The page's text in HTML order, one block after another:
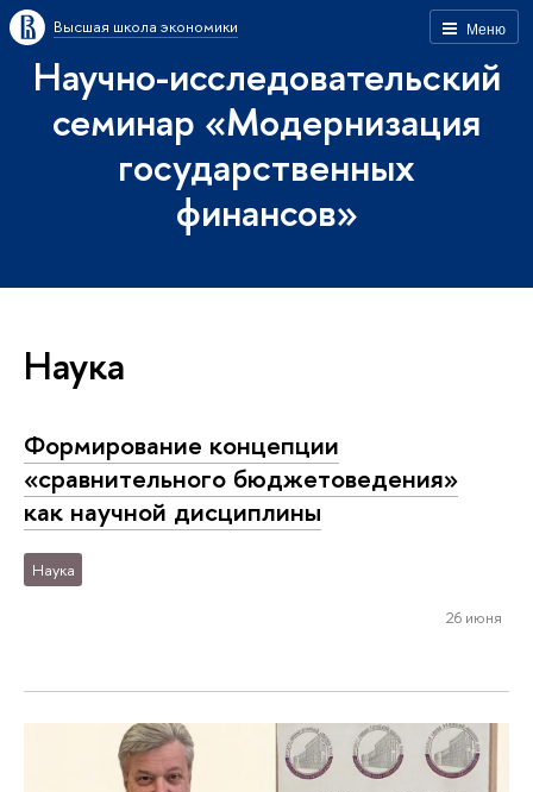
Меню
Высшая школа экономики
Научно-исследовательский
семинар «Модернизация
государственных
финансов»
Наука
Формирование концепции
«сравнительного бюджетоведения»
как научной дисциплины
Наука
26 июня